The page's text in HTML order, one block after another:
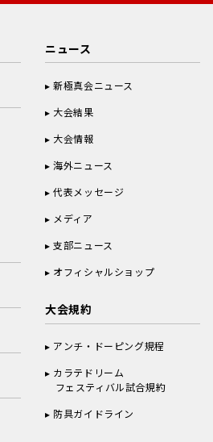
ニュース
新極真会ニュース
大会結果
大会情報
海外ニュース
代表メッセージ
メディア
支部ニュース
オフィシャルショップ
大会規約
アンチ・ドーピング規程
カラテドリーム
フェスティバル試合規約
防具ガイドライン